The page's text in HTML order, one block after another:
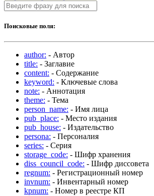
Поисковые поля:
author: - Автор
title: - Заглавие
content: - Содержание
keyword: - Ключевые слова
note: - Аннотация
theme: - Тема
person_name: - Имя лица
pub_place: - Место издания
pub_house: - Издательство
persona: - Персоналия
series: - Серия
storage_code: - Шифр хранения
diss_council_code: - Шифр диссовета
regnum: - Регистрационный номер
invnum: - Инвентарный номер
kpnum: - Номер в реестре КП